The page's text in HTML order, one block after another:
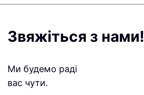
Звяжіться з нами!
Ми будемо раді
вас чути.